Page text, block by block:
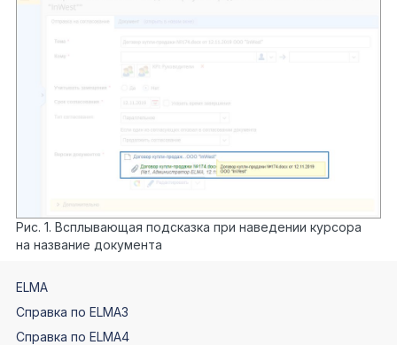
Рис. 1. Всплывающая подсказка при наведении курсора
на название документа
ELMA
Справка по ELMA3
Справка по ELMA4